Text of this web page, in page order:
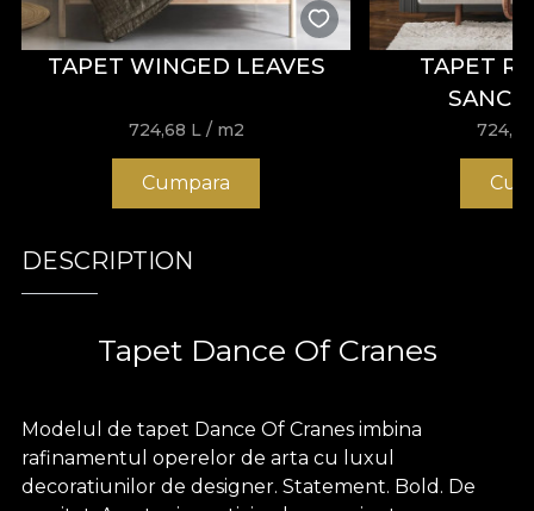
TAPET WINGED LEAVES
724,68 L / m2
Cumpara
TAPET
DESCRIPTION
Tapet Dance Of Cranes
Modelul de tapet Dance Of Cranes imbina
rafinamentul operelor de arta cu luxul
decoratiunilor de designer. Statement. Bold. De